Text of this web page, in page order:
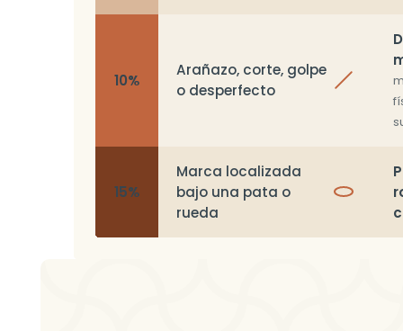
10%
Arañazo, corte, golpe
o desperfecto
15%
Marca localizada
bajo una pata o
rueda